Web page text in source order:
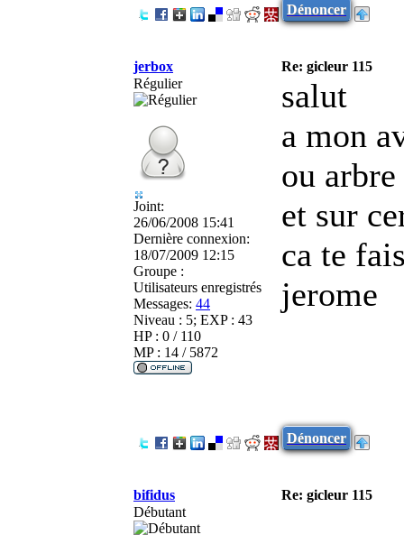
Dénoncer
jerbox
Re: gicleur 115
Régulier
Joint:
26/06/2008 15:41
Dernière connexion:
18/07/2009 12:15
Groupe :
Utilisateurs enregistrés
Messages: 44
Niveau : 5; EXP : 43
HP : 0 / 110
MP : 14 / 5872
salut
a mon
ou
et sur
ca te
jerome
Dénoncer
bifidus
Re: gicleur 115
Débutant